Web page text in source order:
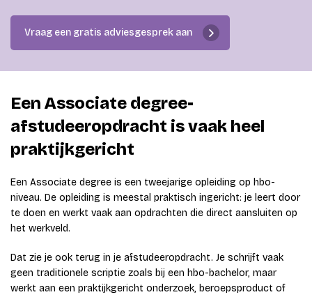
Vraag een gratis adviesgesprek aan
Een Associate degree-
afstudeeropdracht is vaak heel
praktijkgericht
Een Associate degree is een tweejarige opleiding op hbo-
niveau. De opleiding is meestal praktisch ingericht: je leert door
te doen en werkt vaak aan opdrachten die direct aansluiten op
het werkveld.
Dat zie je ook terug in je afstudeeropdracht. Je schrijft vaak
geen traditionele scriptie zoals bij een hbo-bachelor, maar
werkt aan een praktijkgericht onderzoek, beroepsproduct of